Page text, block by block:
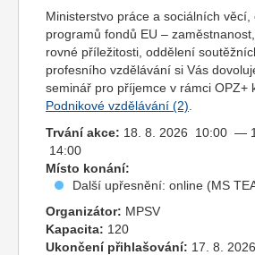
Ministerstvo práce a sociálních věcí,
programů fondů EU –
rovné příležitosti, oddělení
profesního vzdělávání si Vás
seminář pro příjemce v rámci OPZ+
Podnikové vzdělávání (2)
Trvání akce: 18. 8. 2026 10:00 —
14:00
Místo konání:
Další upřesnění: online (MS
Organizátor: MPSV
Kapacita: 120
Ukončení přihlašování: 17. 8.